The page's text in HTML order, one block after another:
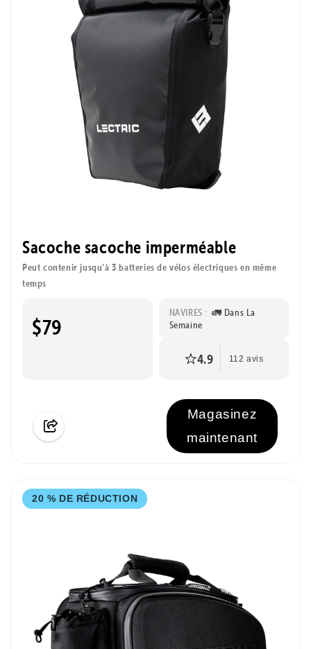
Sacoche sacoche imperméable
Peut contenir jusqu’à 3 batteries de vélos électriques en même
temps
$79
NAVIRES : 🚛 Dans La
Semaine
4.9 112 avis
Magasinez
maintenant
20 % DE RÉDUCTION